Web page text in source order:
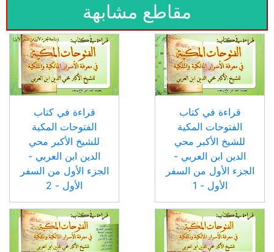
مقاطع مشابهة
قراءة في كتاب
الفتوحات المكية
للشيخ الأكبر محي
الدين ابن العربي -
الجزء الأول من السفر
الأول - 1
قراءة في كتاب
الفتوحات المكية
للشيخ الأكبر محي
الدين ابن العربي -
الجزء الأول من السفر
الأول - 2